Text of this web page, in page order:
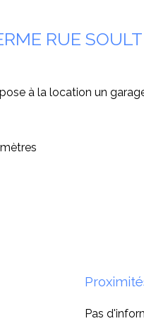
RUE SOULT
à la location un
Pas